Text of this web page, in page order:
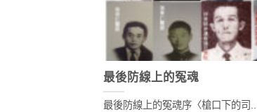
最後防線上的冤魂
最後防線上的冤魂序〈槍口下的司....